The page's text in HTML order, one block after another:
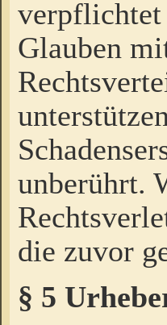
verpflichtet
Glauben
unberührt.
die zuvor
§ 5